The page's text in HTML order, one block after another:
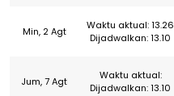
Min, 2 Agt
Waktu aktual: 13.26
Dijadwalkan: 13.10
Jum, 7 Agt
Waktu aktual:
Dijadwalkan: 13.10